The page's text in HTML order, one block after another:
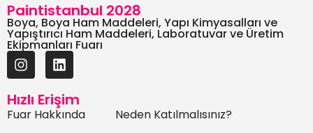
Paintistanbul 2028
Boya, Boya Ham Maddeleri, Yapı Kimyasalları ve
Yapıştırıcı Ham Maddeleri, Laboratuvar ve Üretim
Ekipmanları Fuarı
Hızlı Erişim
Fuar Hakkında Neden Katılmalısınız?